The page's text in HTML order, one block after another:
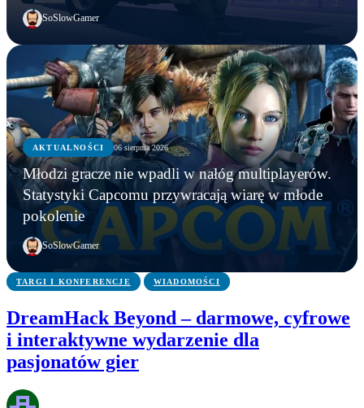
SoSlowGamer
AKTUALNOŚCI 06 sierpnia 2026
Młodzi gracze nie wpadli w nałóg multiplayerów.
Statystyki Capcomu przywracają wiarę w młode
pokolenie
SoSlowGamer
AKTUALNOŚCI
WWE chce zastrzec znak towarowy „Vice City”.
Przypadek?
AKTUALNOŚCI
Gameplay z GTA 6 niebawem. Rockstar oficjalnie
zapowiada
AKTUALNOŚCI
Młodzi gracze nie wpadli w nałóg multiplayerów.
Statystyki Capcomu przywracają wiarę w młode
pokolenie
TARGI I KONFERENCJE WIADOMOŚCI
DreamHack Beyond – darmowe, cyfrowe
i interaktywne wydarzenie dla
pasjonatów gier